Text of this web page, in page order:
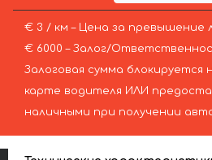
€ 3 / км – Цена за превышение
€ 6000 – Залог/
Залоговая сумма блокируется
карте водителя ИЛИ
наличными при получении